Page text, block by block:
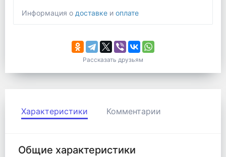
Информация о доставке и оплате
Рассказать друзьям
Характеристики Комментарии
Общие характеристики